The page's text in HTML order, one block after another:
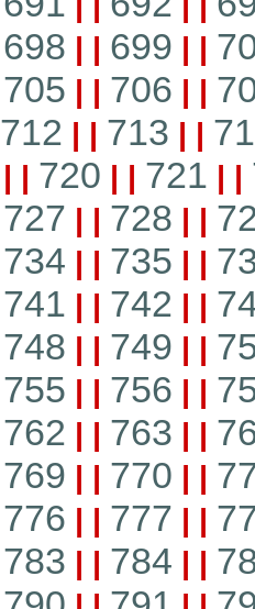
698 | | 699 | |
705 | | 706 | |
712 | | 713 | |
| | 720 | | 721 | |
727 | | 728 | |
734 | | 735 | |
741 | | 742 | |
748 | | 749 | |
755 | | 756 | |
762 | | 763 | |
769 | | 770 | |
776 | | 777 | |
783 | | 784 | |